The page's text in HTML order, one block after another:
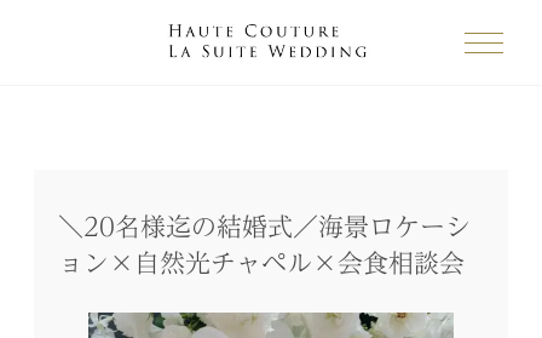
＼20名様迄の結婚式／海景ロケーシ
ョン×自然光チャペル×会食相談会